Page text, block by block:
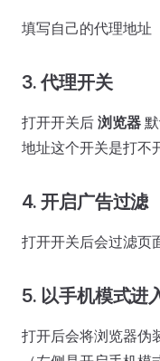
填写自己的代理地址
3. 代理开关
打开开关后 浏览器
地址这个开关是打不
4. 开启广告过滤
打开开关后会过滤页
5. 以手机模式进
打开后会将浏览器伪